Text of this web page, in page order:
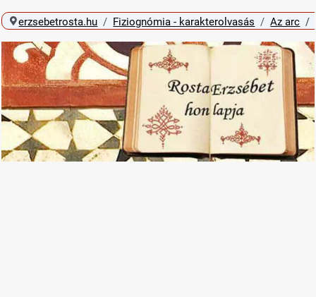
erzsebetrosta.hu Fiziognómia - karakterolvasás Az arc